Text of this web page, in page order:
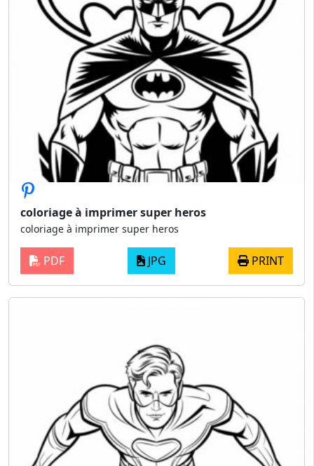
coloriage à imprimer super heros
coloriage à imprimer super heros
PDF JPG PRINT